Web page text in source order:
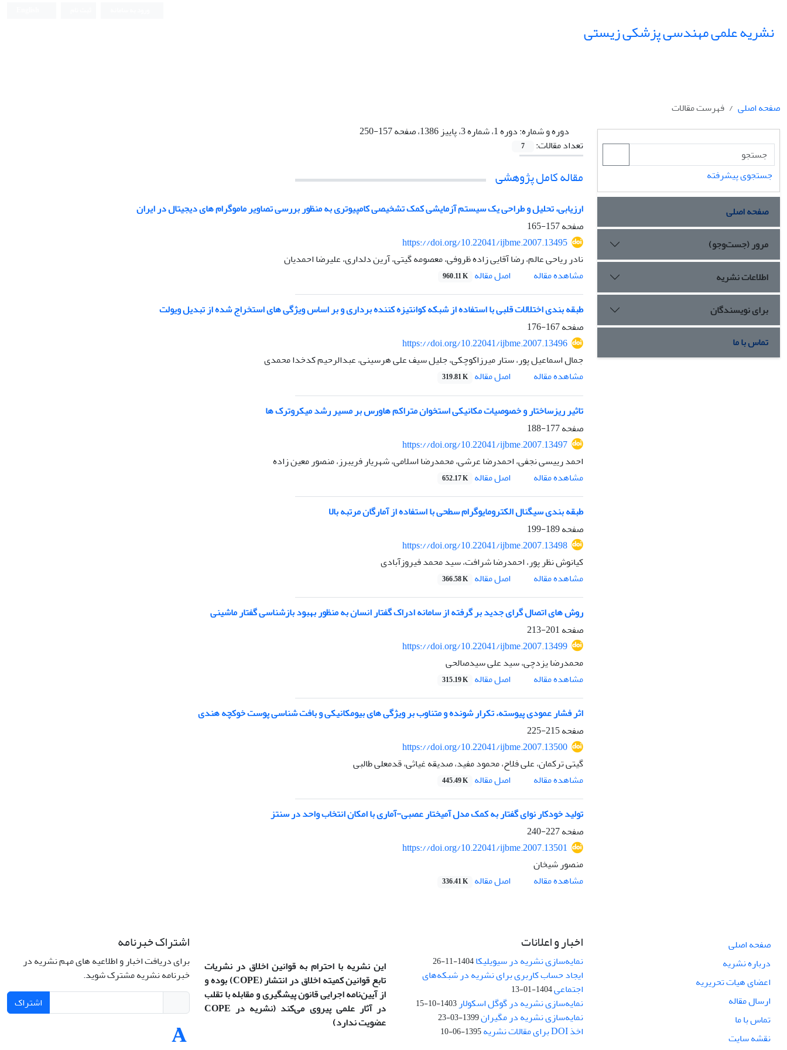
نشریه علمی مهندسی پزشکی زیستی
صفحه اصلی
فهرست مقالات
دوره و شماره:دوره 1، شماره 3، پاییز 1386، صفحه 157-250
تعداد مقالات:
7
مقاله کامل پژوهشی
ارزیابی، تحلیل و طراحی یک سیستم آزمایشی کمک تشخیصی کامپیوتری به منظور بررسی تصاویر ماموگرام های دیجیتال در ایران
صفحه157-165
https://doi.org/10.22041/ijbme.2007.13495
نادر ریاحی عالم، رضا آقایی زاده ظروفی، معصومه گیتی، آرین دلداری، علیرضا احمدیان
مشاهده مقاله
اصل مقاله 960.11 K
طبقه بندی اختلالات قلبی با استفاده از شبکه کوانتیزه کننده برداری و بر اساس ویژگی های استخراج شده از تبدیل ویولت
صفحه167-176
https://doi.org/10.22041/ijbme.2007.13496
جمال اسماعیل پور، ستار میرزاکوچکی، جلیل سیف علی هرسینی، عبدالرحیم کدخدا محمدی
مشاهده مقاله
اصل مقاله 319.81 K
تاثیر ریزساختار و خصوصیات مکانیکی استخوان متراکم هاورس بر مسیر رشد میکروترک ها
صفحه177-188
https://doi.org/10.22041/ijbme.2007.13497
احمد رییسی نجفی، احمدرضا عرشی، محمدرضا اسلامی، شهریار فریبرز، منصور معین زاده
مشاهده مقاله
اصل مقاله 652.17 K
طبقه بندی سیگنال الکترومایوگرام سطحی با استفاده از آمارگان مرتبه بالا
صفحه189-199
https://doi.org/10.22041/ijbme.2007.13498
کیانوش نظر پور، احمدرضا شرافت، سید محمد فیروزآبادی
مشاهده مقاله
اصل مقاله 366.58 K
روش های اتصال گرای جدید بر گرفته از سامانه ادراک گفتار انسان به منظور بهبود بازشناسی گفتار ماشینی
صفحه201-213
https://doi.org/10.22041/ijbme.2007.13499
محمدرضا یزدچی، سید علی سیدصالحی
مشاهده مقاله
اصل مقاله 315.19 K
اثر فشار عمودی پیوسته، تکرار شونده و متناوب بر ویژگی های بیومکانیکی و بافت شناسی پوست خوکچه هندی
صفحه215-225
https://doi.org/10.22041/ijbme.2007.13500
گیتی ترکمان، علی فلاح، محمود مفید، صدیقه غیاثی، قدمعلی طالبی
مشاهده مقاله
اصل مقاله 445.49 K
تولید خودکار نوای گفتار به کمک مدل آمیختار عصبی-آماری با امکان انتخاب واحد در سنتز
صفحه227-240
https://doi.org/10.22041/ijbme.2007.13501
منصور شیخان
مشاهده مقاله
اصل مقاله 336.41 K
جستجوی پیشرفته
صفحه اصلی
مرور (جست‌وجو)
اطلاعات نشریه
برای نویسندگان
تماس با ما
صفحه اصلی
درباره نشریه
اعضای هیات تحریریه
ارسال مقاله
تماس با ما
نقشه سایت
اخبار و اعلانات
نمایه‌سازی نشریه در سیویلیکا1404-11-26
ایجاد حساب کاربری برای نشریه در شبکه‌های
اجتماعی1404-01-13
نمایه‌سازی نشریه در گوگل اسکولار 1403-10-15
نمایه‌سازی نشریه در مگیران1399-03-23
اخذ DOI برای مقالات نشریه 1395-06-10
این نشریه با احترام به قوانین اخلاق در نشریات
تابع قوانین کمیته اخلاق در انتشار(COPE)بوده و
از آیین‌نامه اجرایی قانون پیشگیری و مقابله با تقلب
در آثار علمی پیروی می‌کند (نشریه در COPE
عضویت ندارد)
اشتراک خبرنامه
برای دریافت اخبار و اطلاعیه های مهم نشریه در
خبرنامه نشریه مشترک شوید.
اشتراک